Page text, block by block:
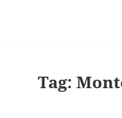
Tag: